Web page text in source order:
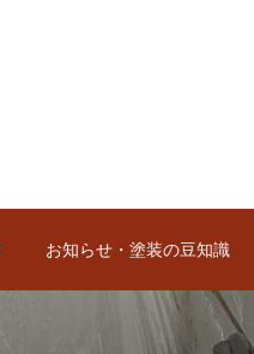
お知らせ・塗装の豆知識